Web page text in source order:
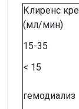
Клиренс
(мл/мин)
15-35
< 15
гемодиализ